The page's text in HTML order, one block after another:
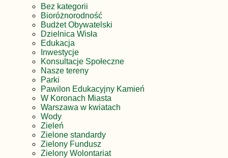
Bez kategorii
Bioróżnorodność
Budżet Obywatelski
Dzielnica Wisła
Edukacja
Inwestycje
Konsultacje Społeczne
Nasze tereny
Parki
Pawilon Edukacyjny Kamień
W Koronach Miasta
Warszawa w kwiatach
Wody
Zieleń
Zielone standardy
Zielony Fundusz
Zielony Wolontariat